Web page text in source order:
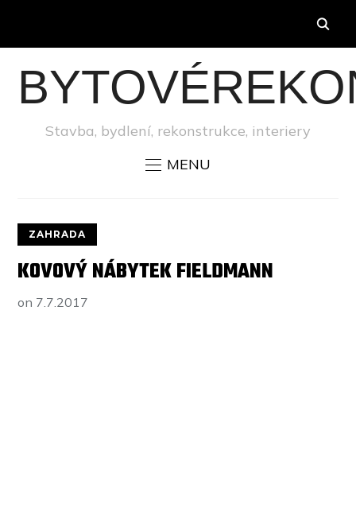
Stavba, bydlení, rekonstrukce, interiery
MENU
ZAHRADA
KOVOVÝ NÁBYTEK FIELDMANN
on 7.7.2017